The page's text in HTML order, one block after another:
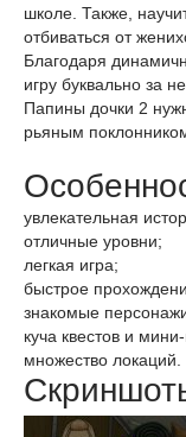
школе. Также,
отбиваться от
Благодаря
игру буквально за
Папины дочки 2
рьяным
увлекательная
отличные уровни;
легкая игра;
быстрое
знакомые
куча квестов и
множество локаций.